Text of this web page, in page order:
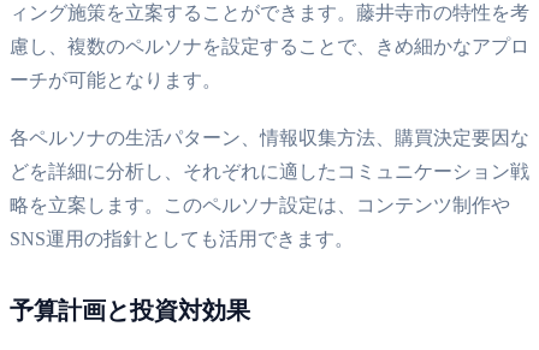
ィング施策を立案することができます。藤井寺市の特性を考
慮し、複数のペルソナを設定することで、きめ細かなアプロ
ーチが可能となります。
各ペルソナの生活パターン、情報収集方法、購買決定要因な
どを詳細に分析し、それぞれに適したコミュニケーション戦
略を立案します。このペルソナ設定は、コンテンツ制作や
SNS運用の指針としても活用できます。
予算計画と投資対効果